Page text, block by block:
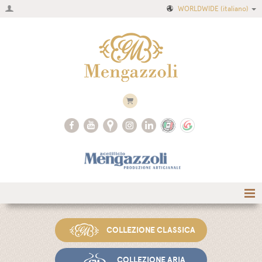
WORLDWIDE (italiano)
COLLEZIONE CLASSICA